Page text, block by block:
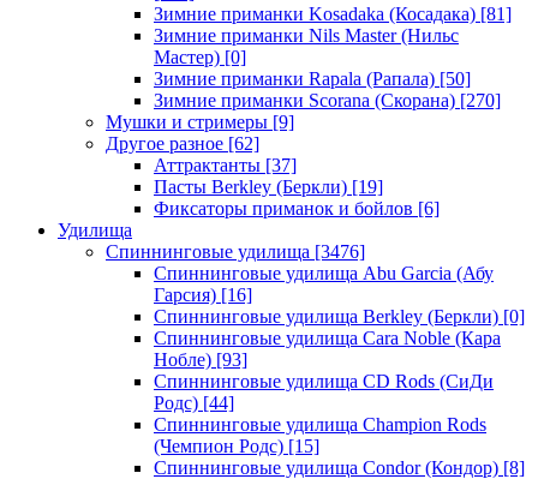
Зимние приманки Kosadaka (Косадака) [81]
Зимние приманки Nils Master (Нильс
Мастер) [0]
Зимние приманки Rapala (Рапала) [50]
Зимние приманки Scorana (Скорана) [270]
Мушки и стримеры [9]
Другое разное [62]
Аттрактанты [37]
Пасты Berkley (Беркли) [19]
Фиксаторы приманок и бойлов [6]
Удилища
Спиннинговые удилища [3476]
Спиннинговые удилища Abu Garcia (Абу
Гарсия) [16]
Спиннинговые удилища Berkley (Беркли) [0]
Спиннинговые удилища Cara Noble (Кара
Нобле) [93]
Спиннинговые удилища CD Rods (СиДи
Родс) [44]
Спиннинговые удилища Champion Rods
(Чемпион Родс) [15]
Спиннинговые удилища Condor (Кондор) [8]